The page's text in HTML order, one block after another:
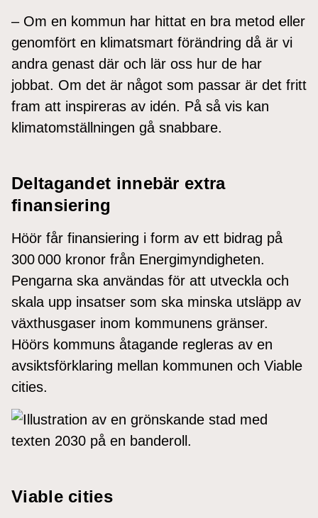
– Om en kommun har hittat en bra metod eller
genomfört en klimatsmart förändring då är vi
andra genast där och lär oss hur de har
jobbat. Om det är något som passar är det fritt
fram att inspireras av idén. På så vis kan
klimatomställningen gå snabbare.
Deltagandet innebär extra
finansiering
Höör får finansiering i form av ett bidrag på
300 000 kronor från Energimyndigheten.
Pengarna ska användas för att utveckla och
skala upp insatser som ska minska utsläpp av
växthusgaser inom kommunens gränser.
Höörs kommuns åtagande regleras av en
avsiktsförklaring mellan kommunen och Viable
cities.
Viable cities